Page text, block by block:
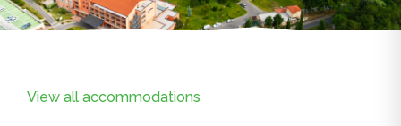
View all accommodations